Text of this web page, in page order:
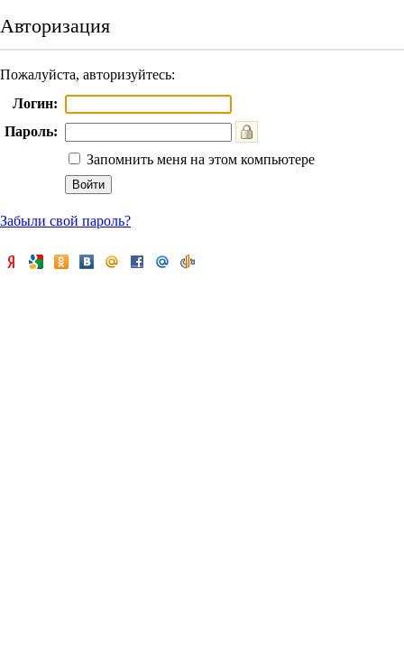
Авторизация
Пожалуйста, авторизуйтесь:
Логин:
Пароль:
Запомнить меня на этом компьютере
Забыли свой пароль?